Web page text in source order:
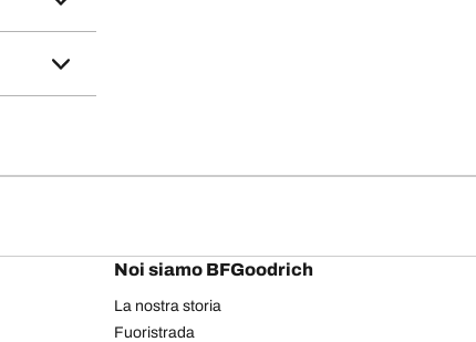
Noi siamo BFGoodrich
La nostra storia
Fuoristrada